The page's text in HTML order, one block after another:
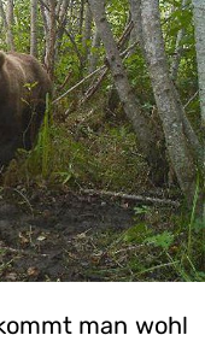
man wohl